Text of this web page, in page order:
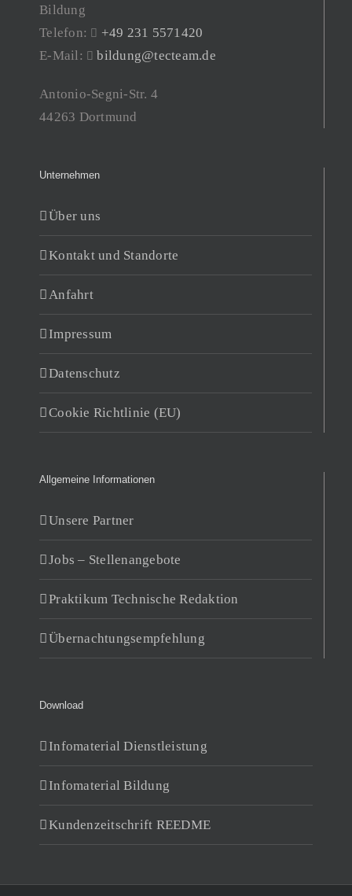
Bildung
Telefon:
+49 231 5571420
E-Mail:
bildung@tecteam.de
Antonio-Segni-Str. 4
44263 Dortmund
Unternehmen
Über uns
Kontakt und Standorte
Anfahrt
Impressum
Datenschutz
Cookie Richtlinie (EU)
Allgemeine Informationen
Unsere Partner
Jobs – Stellenangebote
Praktikum Technische Redaktion
Übernachtungsempfehlung
Download
Infomaterial Dienstleistung
Infomaterial Bildung
Kundenzeitschrift REEDME